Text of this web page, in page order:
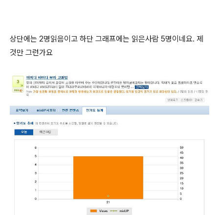
상단에는 2명읽음이고 하단 그래프에는 읽은사람 5명이네요. 제
것만 그런가요